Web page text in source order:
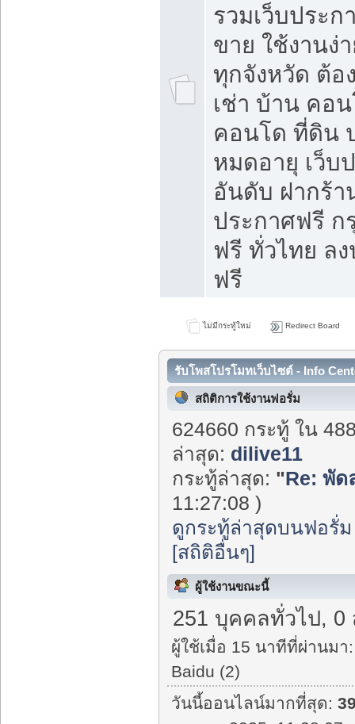
รวมเว็บประก
ขาย ใช้งานง่
ทุกจังหวัด ต้อ
เช่า บ้าน คอ
คอนโด ที่ดิน
หมดอายุ เว็บ
อันดับ ฝากร้า
ประกาศฟรี ก
ฟรี ทั่วไทย ล
ฟรี
ไม่มีกระทู้ใหม่ Redirect Board
รับโพสโปรโมทเว็บไซต์ - Info
สถิติการใช้งานฟอรั่ม
624660 กระทู้ ใน
ล่าสุด: dilive11
กระทู้ล่าสุด: "Re: พัด
11:27:08 )
ดูกระทู้ล่าสุดบนฟอรั่ม
[สถิติอื่นๆ]
ผู้ใช้งานขณะนี้
251 บุคคลทั่วไป, 0
ผู้ใช้เมื่อ 15 นาทีที่ผ่านมา:
Baidu (2)
วันนี้ออนไลน์มากที่สุด: